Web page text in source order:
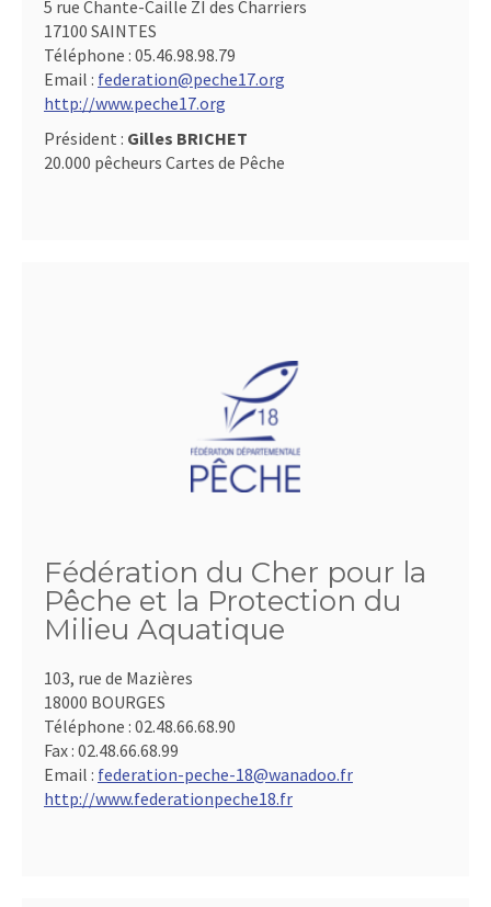
5 rue Chante-Caille ZI des Charriers
17100 SAINTES
Téléphone : 05.46.98.98.79
Email : federation@peche17.org
http://www.peche17.org
Président : Gilles BRICHET
20.000 pêcheurs Cartes de Pêche
Fédération du Cher pour la
Pêche et la Protection du
Milieu Aquatique
103, rue de Mazières
18000 BOURGES
Téléphone : 02.48.66.68.90
Fax : 02.48.66.68.99
Email : federation-peche-18@wanadoo.fr
http://www.federationpeche18.fr